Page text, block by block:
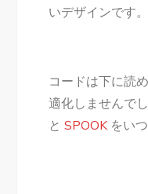
いデザインです。
コードは下に読
適化しませんで
と SPOOKをいつ